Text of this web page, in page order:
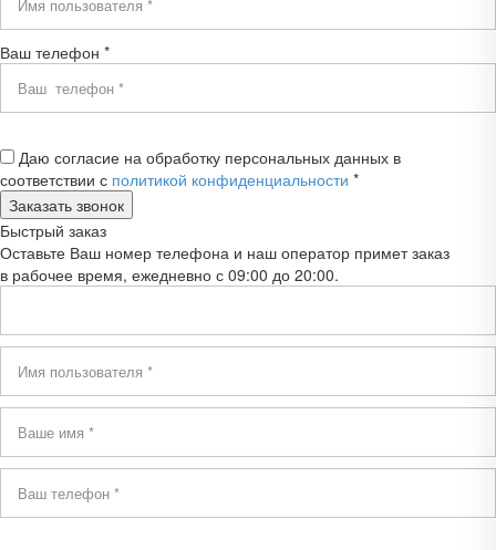
Ваш телефон *
Даю согласие на обработку персональных данных в
соответствии с политикой конфиденциальности *
Быстрый заказ
Оставьте Ваш номер телефона и наш оператор примет заказ
в рабочее время, ежедневно с 09:00 до 20:00.